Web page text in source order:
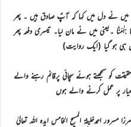
نے دل میں کہا کہ آپؑ صادق ہیں ۔ پھر
۔یعنی میں نے مان لیا۔ تیسری دفعہ پھر
ہی ہو گیا (ایک روایت)
کو سمجھتے ہوئے سچائی پرقائم رہنے والے
پر عمل کرنے والے ہوں
احمدخلیفۃ المسیح الخامس ایدہ اللہ تعالیٰ